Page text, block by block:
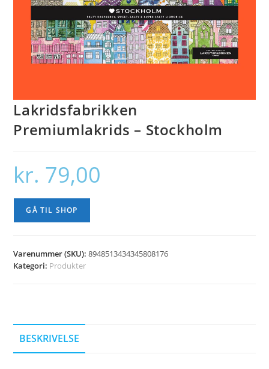
Lakridsfabrikken
Premiumlakrids – Stockholm
kr. 79,00
GÅ TIL SHOP
Varenummer (SKU):8948513434345808176
Kategori: Produkter
BESKRIVELSE